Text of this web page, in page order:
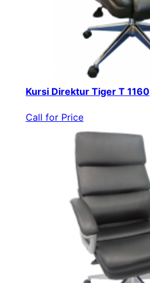
Kursi Direktur Tiger T 1160
Call for Price